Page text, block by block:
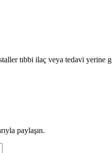
tıbbi ilaç veya tedavi yerine
paylaşın.